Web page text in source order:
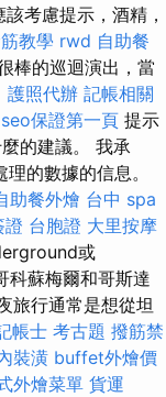
考慮提示，酒精，
教學 rwd 自助餐
棒的巡迴演出，當
護照代辦 記帳相關
seo保證第一頁 提示
的建議。 我承
的數據的信息。
助餐外燴 台中 spa
證 台胞證 大里按摩
或
科蘇梅爾和哥斯達
旅行通常是想從坦
帳士 考古題 撥筋禁
裝潢 buffet外燴價
外燴菜單 貨運